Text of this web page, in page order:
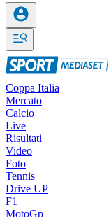
Coppa Italia
Mercato
Calcio
Live
Risultati
Video
Foto
Tennis
Drive UP
F1
MotoGp